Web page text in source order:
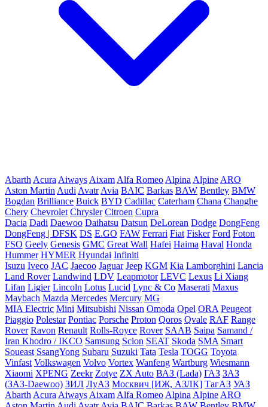
Abarth Acura Aiways Aixam Alfa Romeo Alpina Alpine ARO
Aston Martin Audi Avatr Avia BAIC Barkas BAW Bentley BMW
Bogdan Brilliance Buick BYD Cadillac Caterham Chana Changhe
Chery Chevrolet Chrysler Citroen Cupra
Dacia Dadi Daewoo Daihatsu Datsun DeLorean Dodge DongFeng
DongFeng | DFSK DS E.GO FAW Ferrari Fiat Fisker Ford Foton
FSO Geely Genesis GMC Great Wall Hafei Haima Haval Honda
Hummer HYMER Hyundai Infiniti
Isuzu Iveco JAC Jaecoo Jaguar Jeep KGM Kia Lamborghini Lancia
Land Rover Landwind LDV Leapmotor LEVC Lexus Li Xiang
Lifan Ligier Lincoln Lotus Lucid Lync & Co Maserati Maxus
Maybach Mazda Mercedes Mercury MG
MIA Electric Mini Mitsubishi Nissan Omoda Opel ORA Peugeot
Piaggio Polestar Pontiac Porsche Proton Qoros Qvale RAF Range
Rover Ravon Renault Rolls-Royce Rover SAAB Saipa Samand /
Iran Khodro / IKCO Samsung Scion SEAT Skoda SMA Smart
Soueast SsangYong Subaru Suzuki Tata Tesla TOGG Toyota
Vinfast Volkswagen Volvo Vortex Wanfeng Wartburg Wiesmann
Xiaomi XPENG Zeekr Zotye ZX Auto ВАЗ (Lada) ГАЗ ЗАЗ
(ЗАЗ-Daewoo) ЗИЛ ЛуАЗ Москвич [ИЖ, АЗЛК] ТагАЗ УАЗ
Abarth Acura Aiways Aixam Alfa Romeo Alpina Alpine ARO